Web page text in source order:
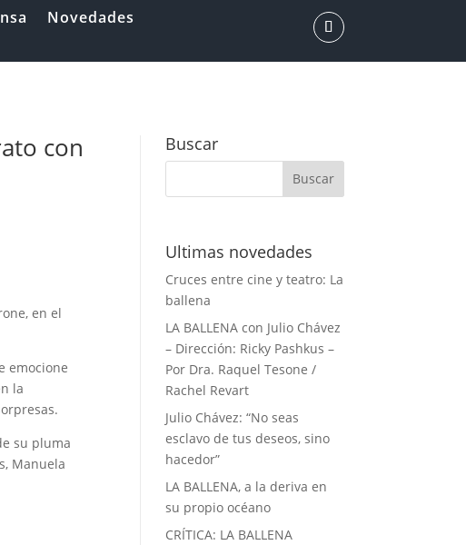
Novedades
con
en el
emocione
la
su pluma
Manuela
Buscar
Ultimas novedades
Cruces entre cine y teatro: La
ballena
LA BALLENA con Julio Chávez
– Dirección: Ricky Pashkus –
Por Dra. Raquel Tesone /
Rachel Revart
Julio Chávez: “No seas
esclavo de tus deseos, sino
hacedor”
LA BALLENA, a la deriva en
su propio océano
CRÍTICA: LA BALLENA